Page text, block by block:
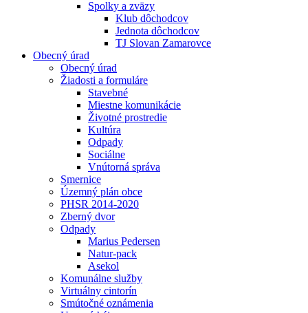
Spolky a zväzy
Klub dôchodcov
Jednota dôchodcov
TJ Slovan Zamarovce
Obecný úrad
Obecný úrad
Žiadosti a formuláre
Stavebné
Miestne komunikácie
Životné prostredie
Kultúra
Odpady
Sociálne
Vnútorná správa
Smernice
Územný plán obce
PHSR 2014-2020
Zberný dvor
Odpady
Marius Pedersen
Natur-pack
Asekol
Komunálne služby
Virtuálny cintorín
Smútočné oznámenia